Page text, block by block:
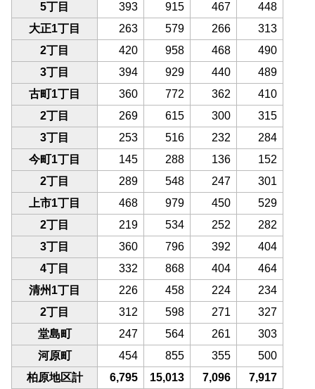
5丁目
393 915 467
448
大正1丁目
263 579 266
313
2丁目
420 958 468
490
3丁目
394 929 440
489
古町1丁目
360 772 362
410
2丁目
269 615 300
315
3丁目
253 516 232
284
今町1丁目
145 288 136
152
2丁目
289 548 247
301
上市1丁目
468 979 450
529
2丁目
219 534 252
282
3丁目
360 796 392
404
4丁目
332 868 404
464
清州1丁目
226 458 224
234
2丁目
312 598 271
327
堂島町
247 564 261
303
河原町
454 855 355
500
柏原地区計
6,795 15,013 7,096
7,917